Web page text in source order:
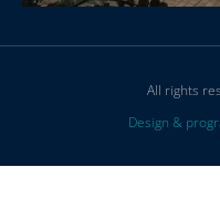
All rights
Design &